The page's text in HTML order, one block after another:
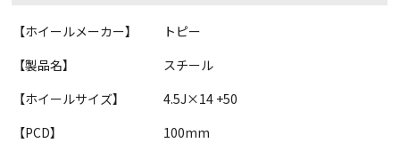
【ホイールメーカー】
トピー
【製品名】
スチール
【ホイールサイズ】
4.5J×14 +50
【PCD】
100mm